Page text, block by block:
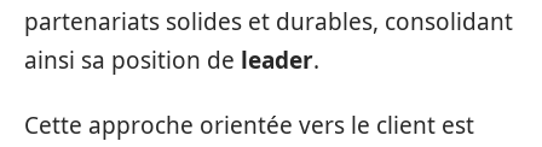
partenariats solides et durables, consolidant
ainsi sa position de leader.
Cette approche orientée vers le client est